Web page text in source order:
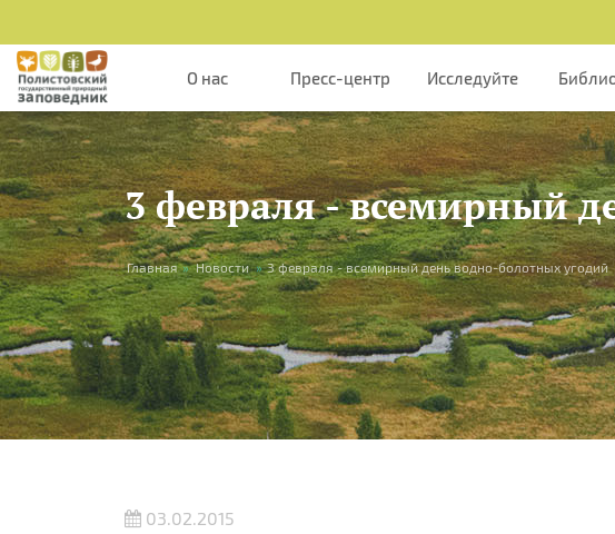
О нас Пресс-центр Исследуйте
3 февраля - всемирный
Вы здесь
Главная » Новости » 3 февраля - всемирный день водно-болотных угодий
03.02.2015